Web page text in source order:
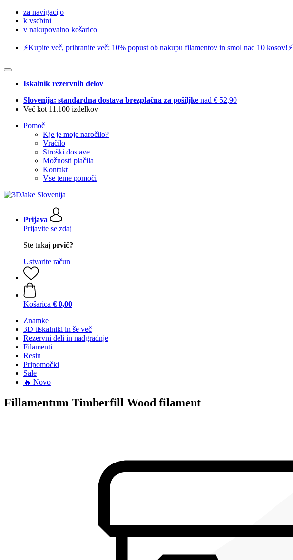
za navigacijo
k vsebini
v nakupovalno košarico
⚡️Kupite več, prihranite več: 10% popust ob nakupu filamentov in smol nad 10 kosov!⚡️
Iskalnik rezervnih delov
Slovenija: standardna dostava brezplačna za pošiljke nad € 52,90
Več kot 11.100 izdelkov
Pomoč
Kje je moje naročilo?
Vračilo
Stroški dostave
Možnosti plačila
Kontakt
Vse teme pomoči
Prijava
Prijavite se zdaj
Ste tukaj prvič?
Ustvarite račun
Košarica € 0,00
Znamke
3D tiskalniki in še več
Rezervni deli in nadgradnje
Filamenti
Resin
Pripomočki
Sale
🔥 Novo
Fillamentum Timberfill Wood filament